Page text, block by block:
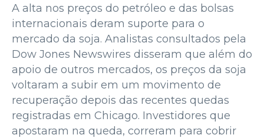
A alta nos preços do petróleo e das bolsas
internacionais deram suporte para o
mercado da soja. Analistas consultados pela
Dow Jones Newswires disseram que além do
apoio de outros mercados, os preços da soja
voltaram a subir em um movimento de
recuperação depois das recentes quedas
registradas em Chicago. Investidores que
apostaram na queda, correram para cobrir